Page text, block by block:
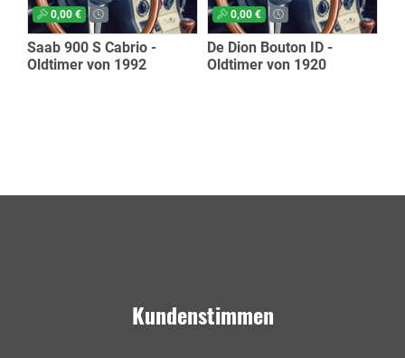
0,00 €
Saab 900 S Cabrio -
Oldtimer von 1992
0,00 €
De Dion Bouton ID -
Oldtimer von 1920
Kundenstimmen